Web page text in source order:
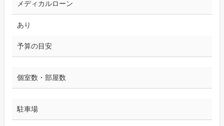
メディカルローン
あり
予算の目安
個室数・部屋数
駐車場